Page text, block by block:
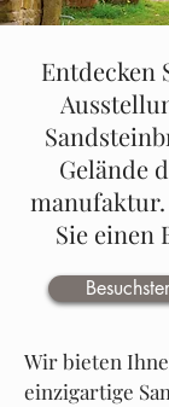
Entdecken
Gelände
Sie einen
Wir bieten
einzigartige